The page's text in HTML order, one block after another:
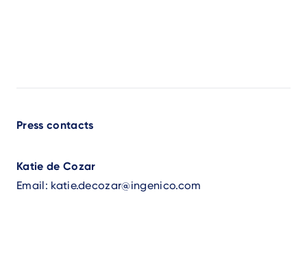
Press contacts
Katie de Cozar
Email: katie.decozar@ingenico.com